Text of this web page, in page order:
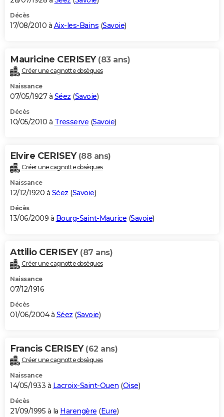
Décès
17/08/2010 à Aix-les-Bains (Savoie)
Mauricine CERISEY (83 ans)
Créer une cagnotte obsèques
Naissance
07/05/1927 à Séez (Savoie)
Décès
10/05/2010 à Tresserve (Savoie)
Elvire CERISEY (88 ans)
Créer une cagnotte obsèques
Naissance
12/12/1920 à Séez (Savoie)
Décès
13/06/2009 à Bourg-Saint-Maurice (Savoie)
Attilio CERISEY (87 ans)
Créer une cagnotte obsèques
Naissance
07/12/1916
Décès
01/06/2004 à Séez (Savoie)
Francis CERISEY (62 ans)
Créer une cagnotte obsèques
Naissance
14/05/1933 à Lacroix-Saint-Ouen (Oise)
Décès
21/09/1995 à la Harengère (Eure)